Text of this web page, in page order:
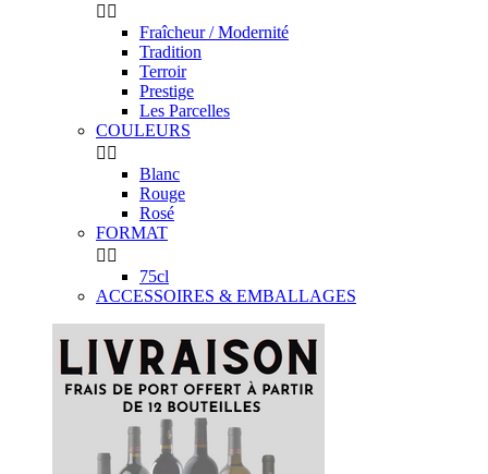
 
Fraîcheur / Modernité
Tradition
Terroir
Prestige
Les Parcelles
COULEURS
 
Blanc
Rouge
Rosé
FORMAT
 
75cl
ACCESSOIRES & EMBALLAGES